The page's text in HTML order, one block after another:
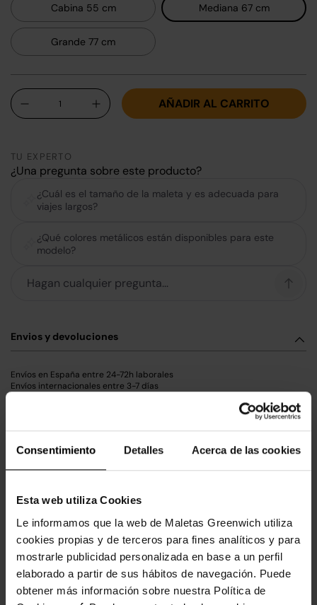
Consentimiento Detalles Acerca de las cookies
Esta web utiliza Cookies
Le informamos que la web de Maletas Greenwich utiliza
cookies propias y de terceros para fines analíticos y para
mostrarle publicidad personalizada en base a un perfil
elaborado a partir de sus hábitos de navegación. Puede
obtener más información sobre nuestra Política de
Cabina 55 cm Mediana 67 cm
Grande 77 cm
Cant.
+ AÑADIR AL CARRITO
TU EXPERTO
¿Una pregunta sobre este producto?
¿Cuál es el tamaño de la maleta y es adecuada para
viajes largos?
¿Qué colores metálicos están disponibles para este
modelo?
Envios y devoluciones
Envíos en España entre 24-72h laborales
Envíos internacionales entre 3-7 días
para encontrar más detalles sobre envíos y devoluciones
2071145 TROLLEY ABS 55CM.4R.
MICKEY MOUNTAINS MENTA
85,00 € 72,25 €
Añadir al carrito